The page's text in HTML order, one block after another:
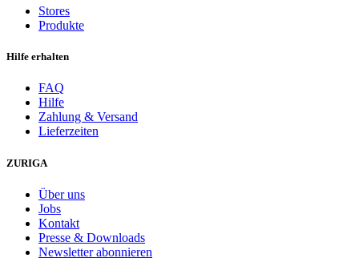
Stores
Produkte
Hilfe erhalten
FAQ
Hilfe
Zahlung & Versand
Lieferzeiten
ZURIGA
Über uns
Jobs
Kontakt
Presse & Downloads
Newsletter abonnieren